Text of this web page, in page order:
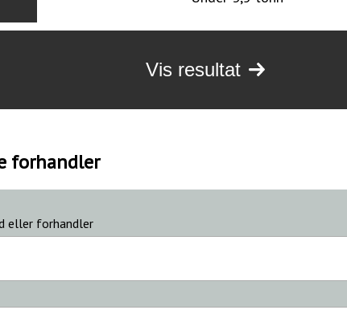
Vis resultat
forhandler
eller forhandler